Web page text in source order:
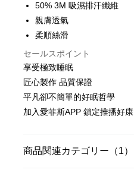
JKOPAY
Plus Pay
配送方法
物流宅配
50% 3M 吸濕排汗纖維
親膚透氣
柔順絲滑
セールスポイント
享受極致睡眠
匠心製作 品質保證
平凡卻不簡單的好眠哲學
加入愛菲斯APP 鎖定推播好康
商品関連カテゴリー（1）